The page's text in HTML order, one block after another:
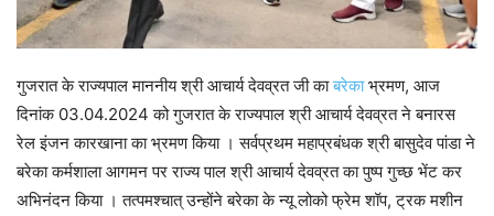
गुजरात के राज्यपाल माननीय श्री आचार्य देवव्रत जी काबरेकाभ्रमण, आज
दिनांक 03.04.2024 को गुजरात के राज्यपाल श्री आचार्य देवव्रत ने बनारस
रेल इंजन कारखाना का भ्रमण किया । सर्वप्रथम महाप्रबंधक श्री बासुदेव पांडा ने
बरेका कर्मशाला आगमन पर राज्य पाल श्री आचार्य देवव्रत का पुष्प गुच्छ भेंट कर
अभिनंदन किया । तत्पमश्चात् उन्होंने बरेका के न्यू लोको फ्रेम शॉप, ट्रक मशीन